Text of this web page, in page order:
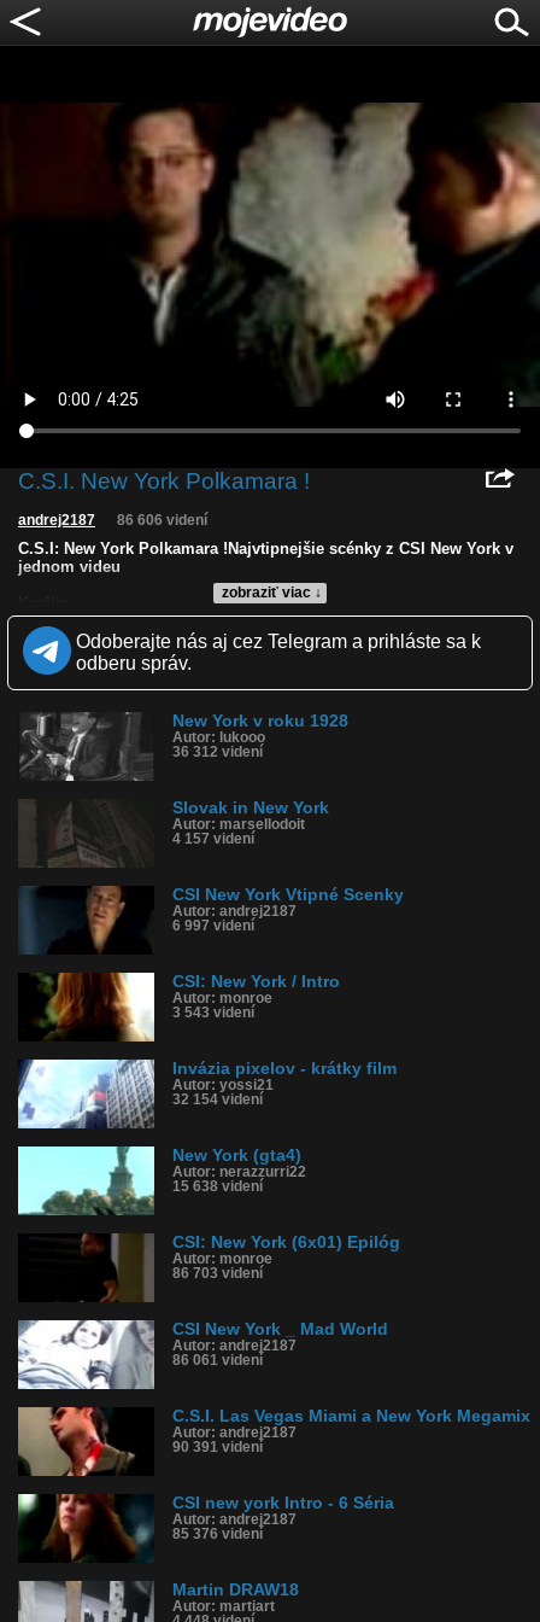
C.S.I. New York Polkamara !
zobraziť viac ↓
andrej2187 86 606 videní
C.S.I: New York Polkamara !Najvtipnejšie scénky z CSI New York v
jednom videu
Zverejnené: 28.12.2009 9:26
Páči sa: 43% (7 hlasov)
Obľúbené: 0
Komentárov: 2
Kategória: film a tv
Tagy: c.s.i, new york, polkamara
História sledovanosti videa:
Odoberajte nás aj cez Telegram a prihláste sa k
odberu správ.
New York v roku 1928
Autor: lukooo
36 312 videní
Slovak in New York
Autor: marsellodoit
4 157 videní
CSI New York Vtipné Scenky
Autor: andrej2187
6 997 videní
CSI: New York / Intro
Autor: monroe
3 543 videní
Invázia pixelov - krátky film
Autor: yossi21
32 154 videní
New York (gta4)
Autor: nerazzurri22
15 638 videní
CSI: New York (6x01) Epilóg
Autor: monroe
86 703 videní
CSI New York _ Mad World
Autor: andrej2187
86 061 videní
C.S.I. Las Vegas Miami a New York Megamix
Autor: andrej2187
90 391 videní
CSI new york Intro - 6 Séria
Autor: andrej2187
85 376 videní
Martin DRAW18
Autor: martiart